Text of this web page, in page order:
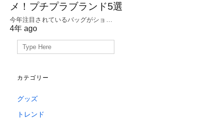
メ！プチプラブランド5選
今年注目されているバッグがショ…
4年 ago
Search
for:
カテゴリー
グッズ
トレンド